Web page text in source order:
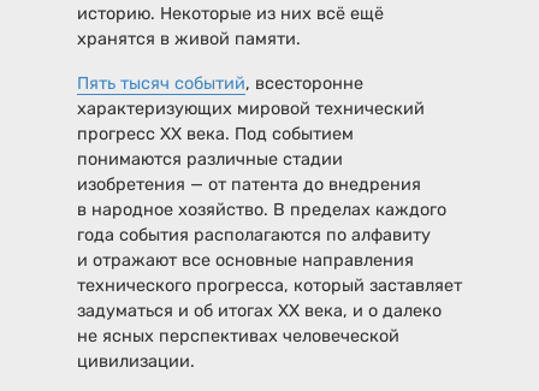
историю. Некоторые из них всё ещё
хранятся в живой памяти.
Пять тысяч событий, всесторонне
характеризующих мировой технический
прогресс XX века. Под событием
понимаются различные стадии
изобретения — от патента до внедрения
в народное хозяйство. В пределах каждого
года события располагаются по алфавиту
и отражают все основные направления
технического прогресса, который заставляет
задуматься и об итогах XX века, и о далеко
не ясных перспективах человеческой
цивилизации.